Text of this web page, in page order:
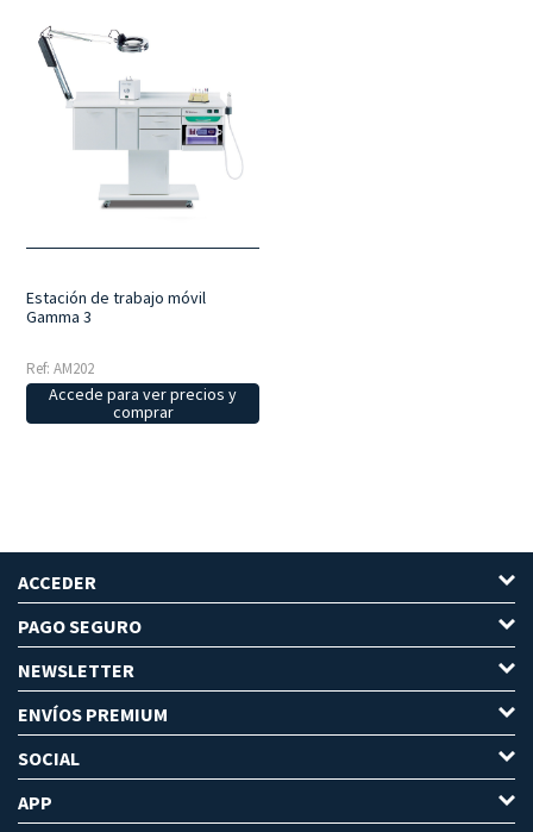
Estación de trabajo móvil
Gamma 3
Ref: AM202
Accede para ver precios y
comprar
ACCEDER
PAGO SEGURO
NEWSLETTER
ENVÍOS PREMIUM
SOCIAL
APP